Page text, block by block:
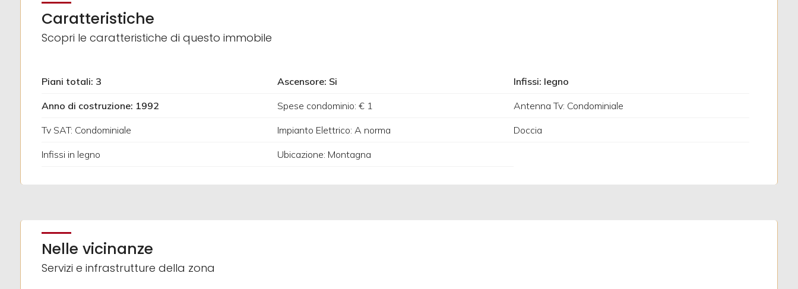
Caratteristiche
Scopri le caratteristiche di questo immobile
Piani totali: 3 Ascensore: Si Infissi: legno
Anno di costruzione: 1992 Spese condominio: € 1 Antenna Tv: Condominiale
Tv SAT: Condominiale Impianto Elettrico: A norma Doccia
Infissi in legno Ubicazione: Montagna
Nelle vicinanze
Servizi e infrastrutture della zona
Altre
opzioni